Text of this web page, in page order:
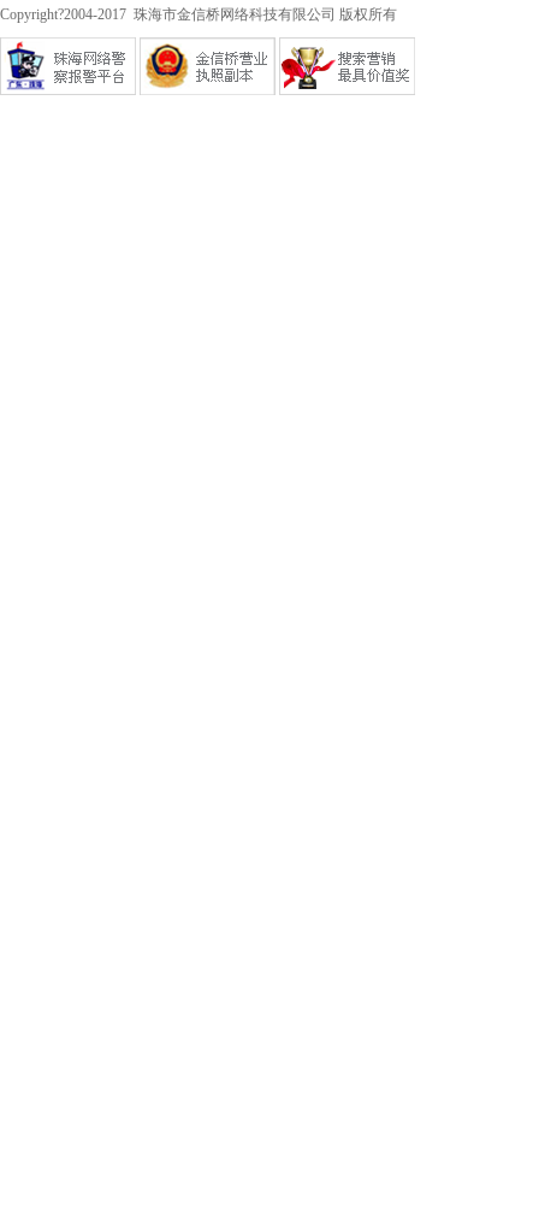
Copyright?2004-2017 珠海市金信桥网络科技有限公司 版权所有